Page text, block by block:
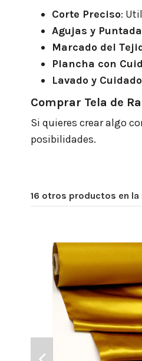
Corte Preciso:
Agujas y
Marcado del
Plancha con
Lavado y Cuidado
Comprar Tela de
Si quieres crear algo
posibilidades.
16 otros productos en